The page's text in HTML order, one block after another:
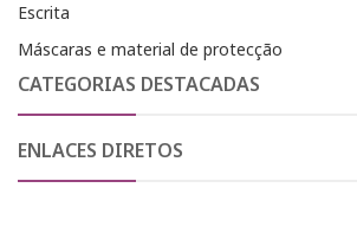
Escrita
Máscaras e material de protecção
CATEGORIAS DESTACADAS
ENLACES DIRETOS